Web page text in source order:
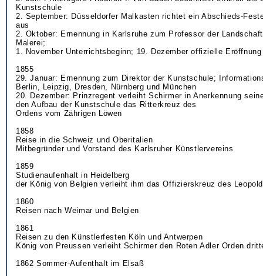
Kunstschule
2. September: Düsseldorfer Malkasten richtet ein Abschieds-
aus
2. Oktober: Ernennung in Karlsruhe zum Professor der
Malerei;
1. November Unterrichtsbeginn; 19. Dezember offizielle Eröffnung
1855
29. Januar: Ernennung zum Direktor der Kunstschule;
Berlin, Leipzig, Dresden, Nürnberg und München
20. Dezember: Prinzregent verleiht Schirmer in Anerkennung
den Aufbau der Kunstschule das Ritterkreuz des
Ordens vom Zährigen Löwen
1858
Reise in die Schweiz und Oberitalien
Mitbegründer und Vorstand des Karlsruher Künstlervereins
1859
Studienaufenhalt in Heidelberg
der König von Belgien verleiht ihm das Offizierskreuz des
1860
Reisen nach Weimar und Belgien
1861
Reisen zu den Künstlerfesten Köln und Antwerpen
König von Preussen verleiht Schirmer den Roten Adler Orden
1862 Sommer-Aufenthalt im Elsaß